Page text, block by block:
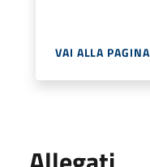
VAI ALLA PAGINA